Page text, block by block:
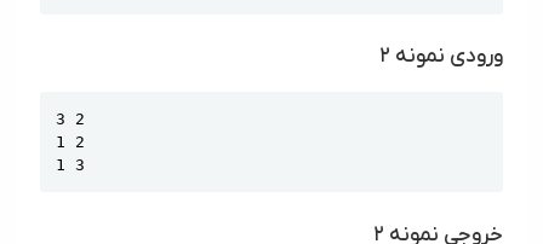
ورودی نمونه ۲
3 2
1 2
1 3
خروجی نمونه ۲